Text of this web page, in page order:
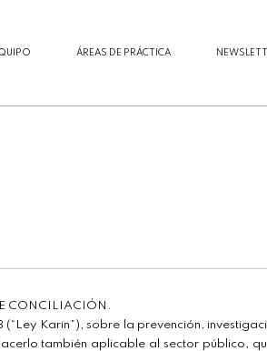
ÁREAS DE PRÁCTICA
CONCILIACIÓN.
Karin”), sobre la prevención,
también aplicable al sector público,